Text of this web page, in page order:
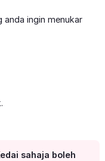
anda ingin menukar
sahaja boleh